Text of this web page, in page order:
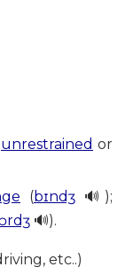
unrestrained or
(bɪndʒ 🔊);
🔊).
etc..)